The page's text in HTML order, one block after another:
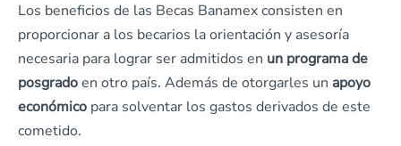
Los beneficios de las Becas Banamex consisten en
proporcionar a los becarios la orientación y asesoría
necesaria para lograr ser admitidos en un programa de
posgradoen otro país. Además de otorgarles un apoyo
económico para solventar los gastos derivados de este
cometido.